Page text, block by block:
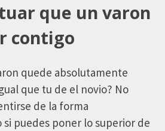
que un varon
contigo
quede absolutamente
que tu de el novio? No
de la forma
puedes poner lo superior de